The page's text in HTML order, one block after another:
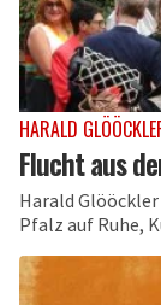
HARALD
Flucht aus
Harald
Pfalz auf Ruhe,